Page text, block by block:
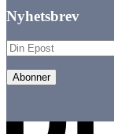
Nyhetsbrev